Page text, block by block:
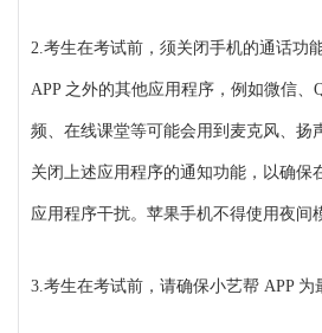
2.考生在考试前，须关闭手机的通话功
APP 之外的其他应用程序，例如微信、
频、在线课堂等可能会用到麦克风、扬
关闭上述应用程序的通知功能，以确保
应用程序干扰。苹果手机不得使用夜间
3.考生在考试前，请确保小艺帮 APP 为